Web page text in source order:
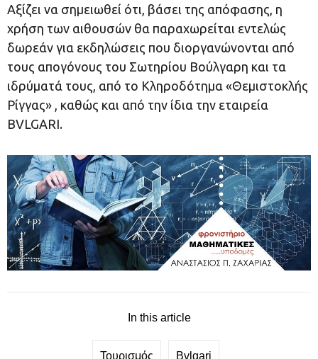
Αξίζει να σημειωθεί ότι, βάσει της απόφασης, η
χρήση των αιθουσών θα παραχωρείται εντελώς
δωρεάν για εκδηλώσεις που διοργανώνονται από
τους απογόνους του Σωτηρίου Βούλγαρη και τα
ιδρύματά τους, από το Κληροδότημα «Θεμιστοκλής
Ρίγγας» , καθώς και από την ίδια την εταιρεία
BVLGARI.
In this article
Τουρισμός Bvlgari